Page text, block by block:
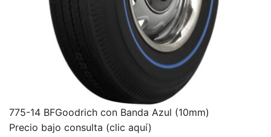
775-14 BFGoodrich con Banda Azul (10mm)
Precio bajo consulta (clic aquí)